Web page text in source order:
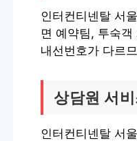
인터컨티넨탈 서
면 예약팀, 투숙
내선번호가 다르
상담원 서
인터컨티넨탈 서